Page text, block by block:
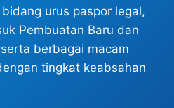
urus paspor legal,
Pembuatan Baru dan
berbagai macam
tingkat keabsahan